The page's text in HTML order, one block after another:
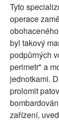
Tyto
operace
byl takový
podpůrných
perimetr" a
jednotkami.
prolomit
zařízení,